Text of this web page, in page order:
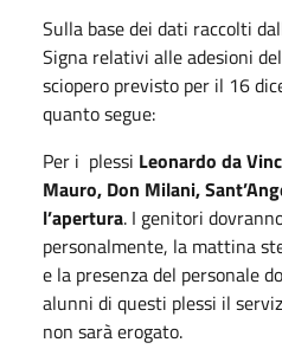
Sulla base dei dati raccolti
Signa relativi alle adesioni
sciopero previsto per il 16
quanto segue:
Per i plessi Leonardo da
Mauro, Don Milani,
l’apertura. I genitori
personalmente, la mattina
e la presenza del personale
alunni di questi plessi il
non sarà erogato.